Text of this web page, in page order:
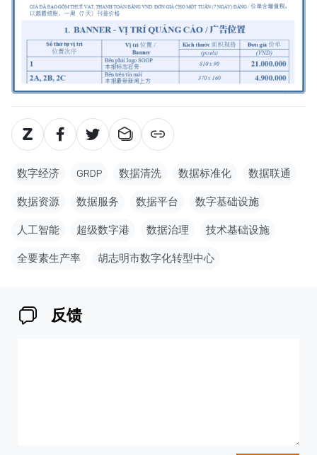
数字经济 GRDP 数据清洗 数据标准化 数据联通
数据资源 数据服务 数据平台 数字基础设施
人工智能 超级数字港 数据治理 技术基础设施
全要素生产率 胡志明市数字化转型中心
反馈